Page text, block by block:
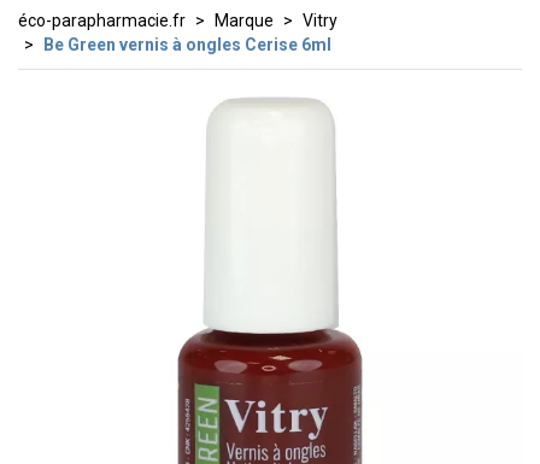
éco-parapharmacie.fr Marque
Vitry
Be Green vernis à ongles Cerise 6ml